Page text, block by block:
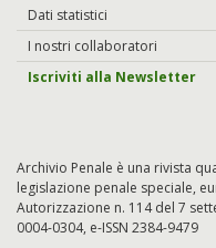
Dati statistici
I nostri collaboratori
Iscriviti alla Newsletter
Archivio Penale è una rivista
legislazione penale speciale,
Autorizzazione n. 114 del 7
0004-0304, e-ISSN 2384-9479